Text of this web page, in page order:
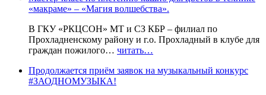
«макраме» – «Магия волшебства».
В ГКУ «РКЦСОН» МТ и СЗ КБР – филиал по
Прохладненскому району и г.о. Прохладный в клубе для
граждан пожилого… читать…
Продолжается приём заявок на музыкальный конкурс
#ЗАОДНОМУЗЫКА!